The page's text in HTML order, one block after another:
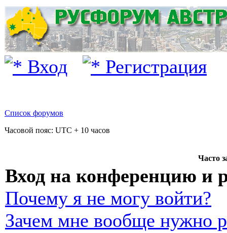
Вход Регистрация
Список форумов
Часовой пояс: UTC + 10 часов
Часто
Вход на конференцию и
Почему я не могу войти?
Зачем мне вообще нужно